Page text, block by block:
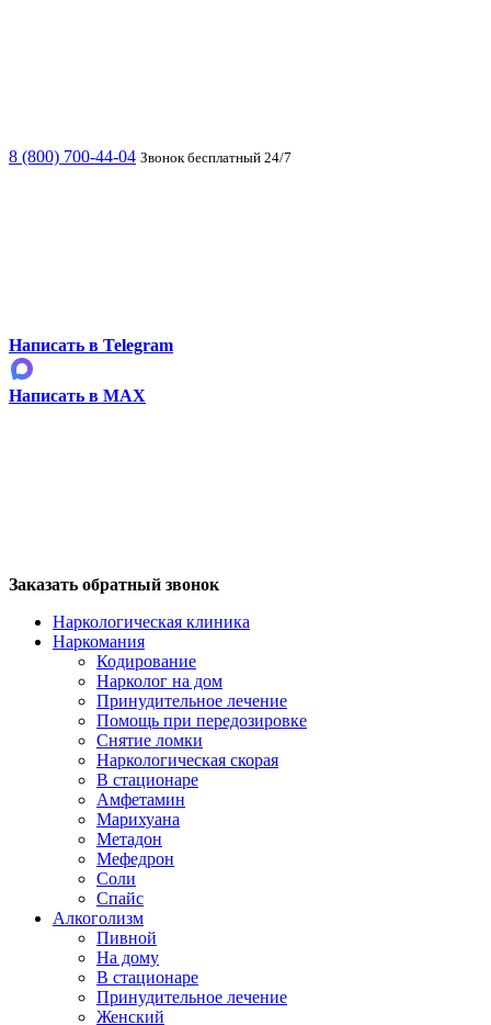
8 (800) 700-44-04 Звонок бесплатный 24/7
Написать в Telegram
Написать в MAX
Заказать обратный звонок
Наркологическая клиника
Наркомания
Кодирование
Нарколог на дом
Принудительное лечение
Помощь при передозировке
Снятие ломки
Наркологическая скорая
В стационаре
Амфетамин
Марихуана
Метадон
Мефедрон
Соли
Спайс
Алкоголизм
Пивной
На дому
В стационаре
Принудительное лечение
Женский